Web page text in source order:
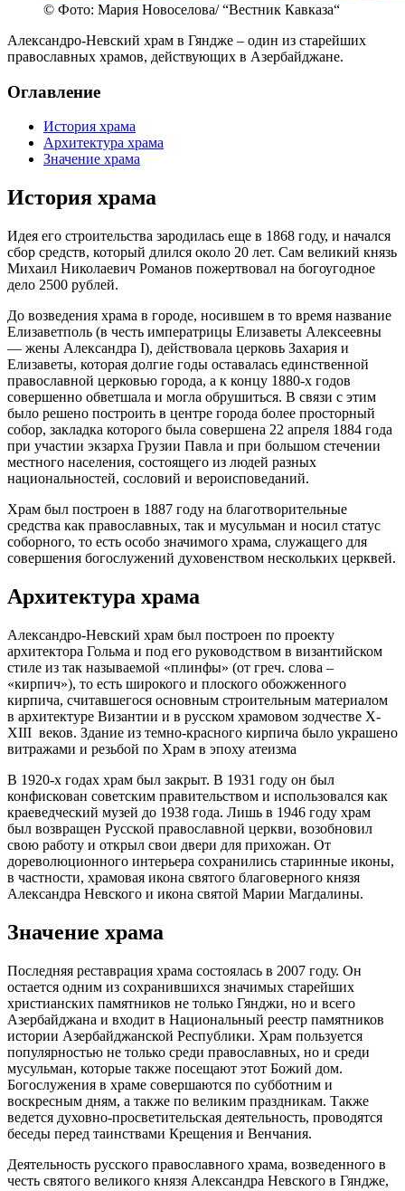
© Фото: Мария Новоселова/ “Вестник Кавказа“
Александро-Невский храм в Гяндже – один из старейших
православных храмов, действующих в Азербайджане.
Оглавление
История храма
Архитектура храма
Значение храма
История храма
Идея его строительства зародилась еще в 1868 году, и начался
сбор средств, который длился около 20 лет. Сам великий князь
Михаил Николаевич Романов пожертвовал на богоугодное
дело 2500 рублей.
До возведения храма в городе, носившем в то время название
Елизаветполь (в честь императрицы Елизаветы Алексеевны
— жены Александра I), действовала церковь Захария и
Елизаветы, которая долгие годы оставалась единственной
православной церковью города, а к концу 1880-х годов
совершенно обветшала и могла обрушиться. В связи с этим
было решено построить в центре города более просторный
собор, закладка которого была совершена 22 апреля 1884 года
при участии экзарха Грузии Павла и при большом стечении
местного населения, состоящего из людей разных
национальностей, сословий и вероисповеданий.
Храм был построен в 1887 году на благотворительные
средства как православных, так и мусульман и носил статус
соборного, то есть особо значимого храма, служащего для
совершения богослужений духовенством нескольких церквей.
Архитектура храма
Александро-Невский храм был построен по проекту
архитектора Гольма и под его руководством в византийском
стиле из так называемой «плинфы» (от греч. слова –
«кирпич»), то есть широкого и плоского обожженного
кирпича, считавшегося основным строительным материалом
в архитектуре Византии и в русском храмовом зодчестве X-
XIII веков. Здание из темно-красного кирпича было украшено
витражами и резьбой по Храм в эпоху атеизма
В 1920-х годах храм был закрыт. В 1931 году он был
конфискован советским правительством и использовался как
краеведческий музей до 1938 года. Лишь в 1946 году храм
был возвращен Русской православной церкви, возобновил
свою работу и открыл свои двери для прихожан. От
дореволюционного интерьера сохранились старинные иконы,
в частности, храмовая икона святого благоверного князя
Александра Невского и икона святой Марии Магдалины.
Значение храма
Последняя реставрация храма состоялась в 2007 году. Он
остается одним из сохранившихся значимых старейших
христианских памятников не только Гянджи, но и всего
Азербайджана и входит в Национальный реестр памятников
истории Азербайджанской Республики. Храм пользуется
популярностью не только среди православных, но и среди
мусульман, которые также посещают этот Божий дом.
Богослужения в храме совершаются по субботним и
воскресным дням, а также по великим праздникам. Также
ведется духовно-просветительская деятельность, проводятся
беседы перед таинствами Крещения и Венчания.
Деятельность русского православного храма, возведенного в
честь святого великого князя Александра Невского в Гяндже,